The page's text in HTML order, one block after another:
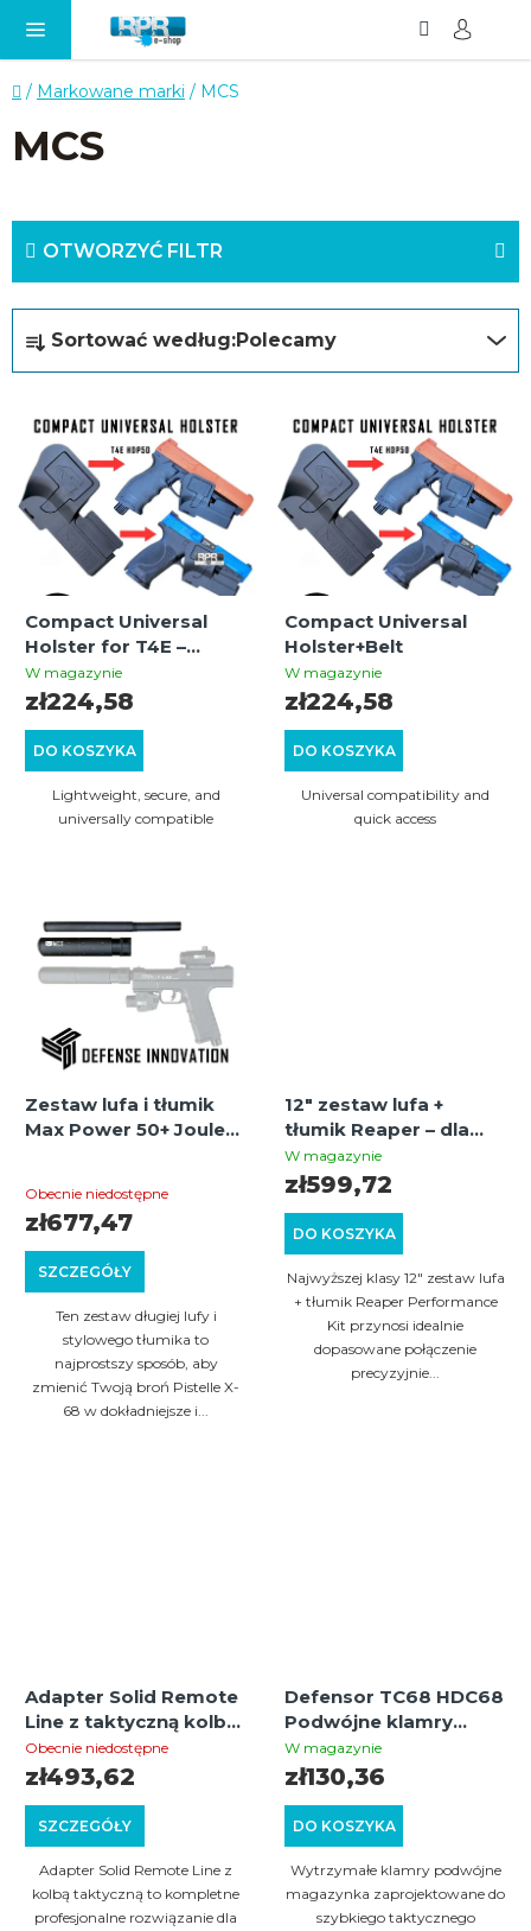
Home
/ Markowane marki / MCS
MCS
OTWORZYĆ FILTR
o
o
w
e
p
o
Sortować według:Polecamy
s
o
d
Compact Universal
Holster for T4E –
Right-Hand + Paddle
W magazynie
DO KOSZYKA
zł224,58
Lightweight, secure, and
universally compatible
Compact Universal
Holster+Belt
W magazynie
DO KOSZYKA
zł224,58
Universal compatibility and
quick access
Zestaw lufa i tłumik
Max Power 50+ Joule
ocena
5,0
na
5
gwiazdek.
Obecnie niedostępne
SZCZEGÓŁY
zł677,47
Ten zestaw długiej lufy i
stylowego tłumika to
najprostszy sposób, aby
zmienić Twoją broń Pistelle X-
68 w dokładniejsze i...
12" zestaw lufa +
tłumik Reaper – dla
Valken M17 / CQMF /
MILSIG M17 / M5 / Nova
Twilight X1 (.68)
W magazynie
DO KOSZYKA
zł599,72
Najwyższej klasy 12" zestaw lufa
+ tłumik Reaper Performance
Kit przynosi idealnie
dopasowane połączenie
precyzyjnie...
Adapter Solid Remote
Line z taktyczną kolbą
Milspec (Uniwersalny)
Obecnie niedostępne
SZCZEGÓŁY
zł493,62
Adapter Solid Remote Line z
kolbą taktyczną to kompletne
profesjonalne rozwiązanie dla
Defensor TC68 HDC68
Podwójne klamry
magazynka
(Magazynki nie
zestawu)
W magazynie
DO KOSZYKA
zł130,36
Wytrzymałe klamry podwójne
magazynka zaprojektowane do
szybkiego taktycznego